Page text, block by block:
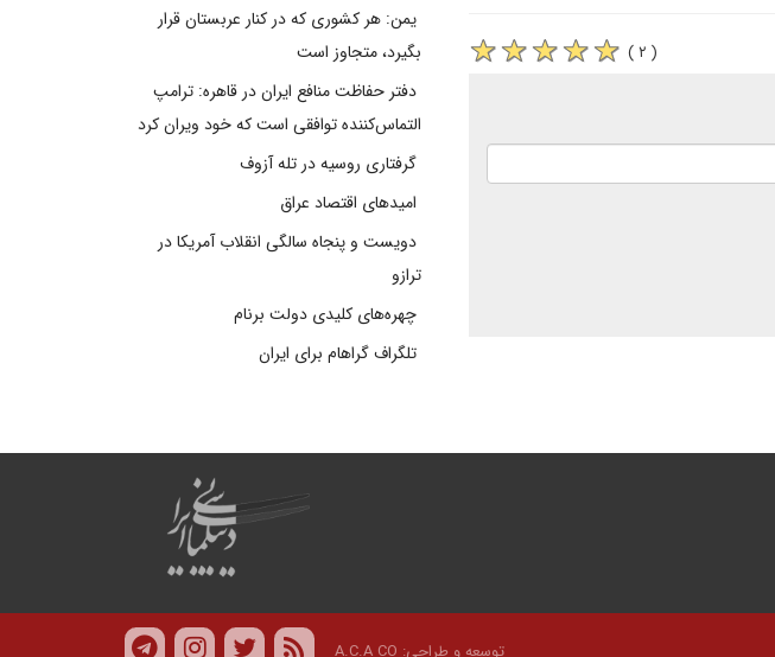
( ۲ )
یمن: هر کشوری که در کنار عربستان قرار
بگیرد، متجاوز است
دفتر حفاظت منافع ایران در قاهره: ترامپ
التماس‌کننده توافقی است که خود ویران کرد
گرفتاری روسیه در تله آزوف
امیدهای اقتصاد عراق
دویست و پنجاه سالگی انقلاب آمریکا در
ترازو
چهره‌های کلیدی دولت برنام
تلگراف گراهام برای ایران